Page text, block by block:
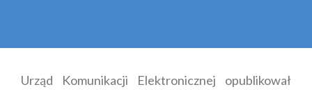
Urząd Komunikacji Elektronicznej opublikował